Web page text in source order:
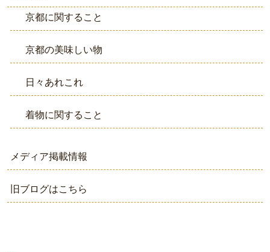
京都に関すること
京都の美味しい物
日々あれこれ
着物に関すること
メディア掲載情報
旧ブログはこちら